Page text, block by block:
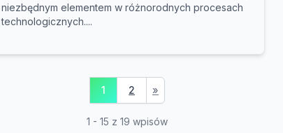
niezbędnym elementem w różnorodnych procesach
technologicznych....
1 2 »
1 - 15 z 19 wpisów